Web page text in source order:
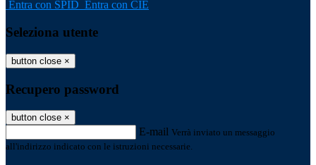
Entra con SPID Entra con CIE
Seleziona utente
button close ×
Recupero password
button close ×
E-mail Verrà inviato un messaggio
all'indirizzo indicato con le istruzioni necessarie.